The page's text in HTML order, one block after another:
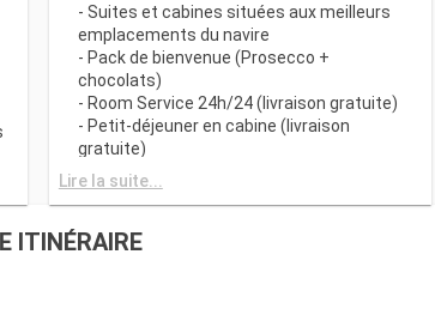
- Suites et cabines situées aux meilleurs
emplacements du navire
- Pack de bienvenue (Prosecco +
chocolats)
- Room Service 24h/24 (livraison gratuite)
- Petit-déjeuner en cabine (livraison
gratuite)
AVANTAGES RESTAURATION & BAR
- Buffet avec grand choix de spécialités
Lire la suite...
ITINÉRAIRE